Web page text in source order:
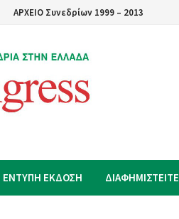
ΑΡΧΕΙΟ Συνεδρίων 1999 – 2013
ΕΝΤΥΠΗ ΕΚΔΟΣΗ ΔΙΑΦΗΜΙΣΤΕΙΤΕ